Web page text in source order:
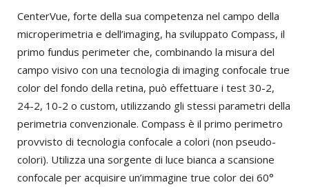
CenterVue, forte della sua competenza nel campo della
microperimetria e dell’imaging, ha sviluppato Compass, il
primo fundus perimeter che, combinando la misura del
campo visivo con una tecnologia di imaging confocale true
color del fondo della retina, può effettuare i test 30-2,
24-2, 10-2 o custom, utilizzando gli stessi parametri della
perimetria convenzionale. Compass è il primo perimetro
provvisto di tecnologia confocale a colori (non pseudo-
colori). Utilizza una sorgente di luce bianca a scansione
confocale per acquisire un’immagine true color dei 60°